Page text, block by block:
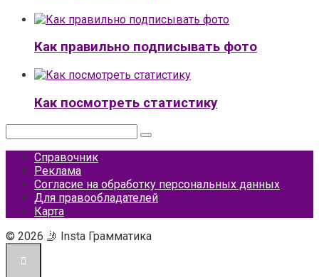
Как правильно подписывать фото
Как посмотреть статистику
Справочник
Реклама
Согласие на обработку персональных данных
Для правообладателей
Карта
© 2026 🤳 Insta Грамматика